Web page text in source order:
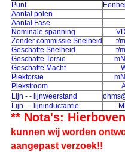
Punt
Aantal polen
Aantal Fase
Nominale spanning
Zonder commissie Snelheid
t/
Geschatte Snelheid
t/
Geschatte Torsie
Geschatte Macht
Piektorsie
Piekstroom
Lijn - - lijnweerstand
Lijn - - lijninductantie
** Nota's: Hierboven
kunnen wij worden
aangepast verzoek!!